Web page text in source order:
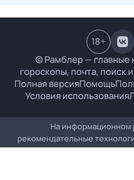
© Рамблер — главные
гороскопы, почта, поиск
Полная версияПомощь
Условия использования
18+
На информационном
рекомендательные